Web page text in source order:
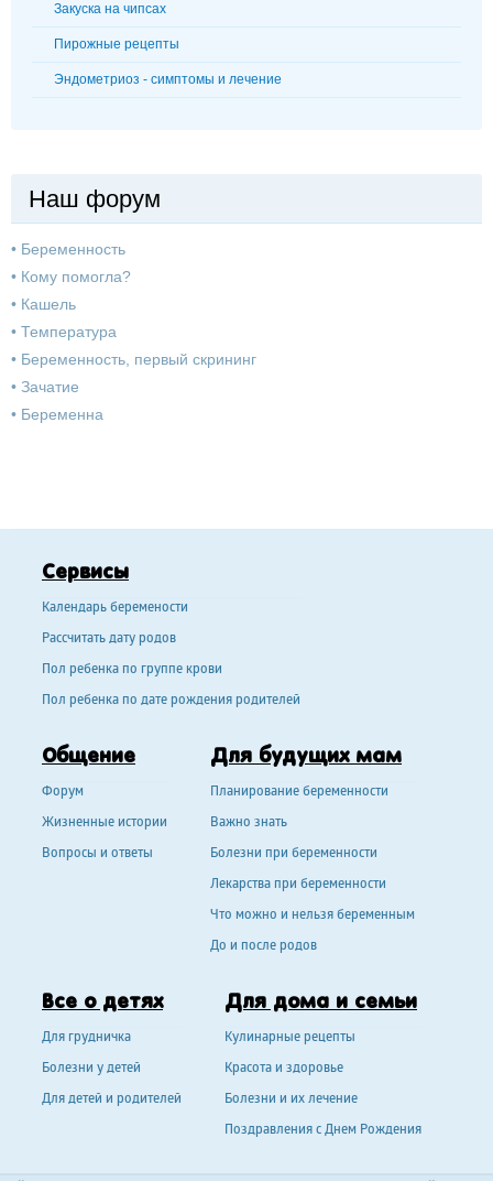
Закуска на чипсах
Пирожные рецепты
Эндометриоз - симптомы и лечение
Наш форум
• Беременность
• Кому помогла?
• Кашель
• Температура
• Беременность, первый скрининг
• Зачатие
• Беременна
Сервисы
Календарь беремености
Рассчитать дату родов
Пол ребенка по группе крови
Пол ребенка по дате рождения родителей
Общение
Форум
Жизненные истории
Вопросы и ответы
Для будущих мам
Планирование беременности
Важно знать
Болезни при беременности
Лекарства при беременности
Что можно и нельзя беременным
До и после родов
Все о детях
Для грудничка
Болезни у детей
Для детей и родителей
Для дома и семьи
Кулинарные рецепты
Красота и здоровье
Болезни и их лечение
Поздравления с Днем Рождения